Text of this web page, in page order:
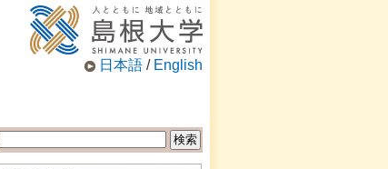
日本語 / English